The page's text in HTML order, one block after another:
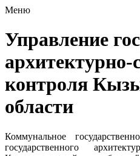
Меню
Управление
архитектурно-
контроля
области
Коммунальное
государственного